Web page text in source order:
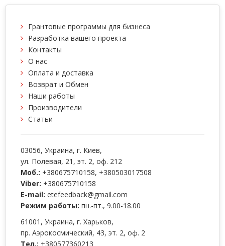
Грантовые программы для бизнеса
Разработка вашего проекта
Контакты
О нас
Оплата и доставка
Возврат и Обмен
Наши работы
Производители
Статьи
03056, Украина, г. Киев,
ул. Полевая, 21, эт. 2, оф. 212
Моб.: +380675710158, +380503017508
Viber: +380675710158
E-mail: etefeedback@gmail.com
Режим работы: пн.-пт., 9.00-18.00
61001 , Украина, г. Харьков,
пр. Аэрокосмический, 43, эт. 2, оф. 2
Тел.: +380577360213